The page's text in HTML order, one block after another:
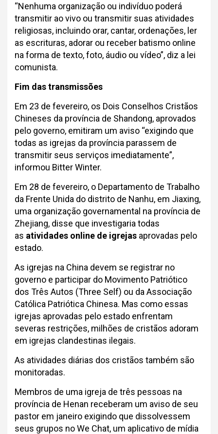
“Nenhuma organização ou indivíduo poderá
transmitir ao vivo ou transmitir suas atividades
religiosas, incluindo orar, cantar, ordenações, ler
as escrituras, adorar ou receber batismo online
na forma de texto, foto, áudio ou vídeo”, diz a lei
comunista.
Fim das transmissões
Em 23 de fevereiro, os Dois Conselhos Cristãos
Chineses da província de Shandong, aprovados
pelo governo, emitiram um aviso “exigindo que
todas as igrejas da província parassem de
transmitir seus serviços imediatamente”,
informou Bitter Winter.
Em 28 de fevereiro, o Departamento de Trabalho
da Frente Unida do distrito de Nanhu, em Jiaxing,
uma organização governamental na província de
Zhejiang, disse que investigaria todas
as atividades online de igrejas aprovadas pelo
estado.
As igrejas na China devem se registrar no
governo e participar do Movimento Patriótico
dos Três Autos (Three Self) ou da Associação
Católica Patriótica Chinesa. Mas como essas
igrejas aprovadas pelo estado enfrentam
severas restrições, milhões de cristãos adoram
em igrejas clandestinas ilegais.
As atividades diárias dos cristãos também são
monitoradas.
Membros de uma igreja de três pessoas na
província de Henan receberam um aviso de seu
pastor em janeiro exigindo que dissolvessem
seus grupos no We Chat, um aplicativo de mídia